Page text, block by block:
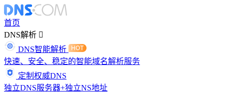
首页
DNS解析
DNS智能解析
快速、安全、稳定的智能域名解析服务
定制权威DNS
独立DNS服务器+独立NS地址